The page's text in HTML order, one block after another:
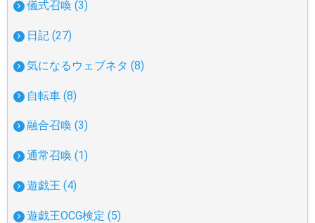
儀式召喚 (3)
日記 (27)
気になるウェブネタ (8)
自転車 (8)
融合召喚 (3)
通常召喚 (1)
遊戯王 (4)
遊戯王OCG検定 (5)